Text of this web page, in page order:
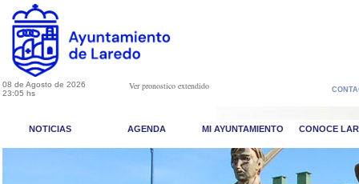
08 de Agosto de 2026
23:05 hs
Ver pronostico extendido
NOTICIAS AGENDA MI AYUNTAMIENTO CONOCE